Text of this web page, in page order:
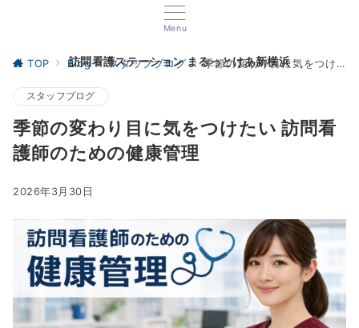
Menu
訪問看護ステーション まるっとけあ新横浜
TOP Blog スタッフブログ 季節の変わり目に気をつけたい 訪問看護師のための健康管理
スタッフブログ
季節の変わり目に気をつけたい 訪問看
護師のための健康管理
2026年3月30日